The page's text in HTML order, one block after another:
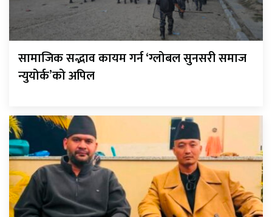
सामाजिक सद्भाव कायम गर्न ‘ग्लोबल सुनसरी समाज
न्युयोर्क’को अपिल